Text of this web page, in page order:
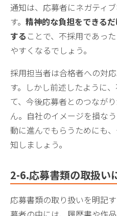
通知は、応募者にネガティ
す。 精神的な負担をできる
する ことで、不採用であっ
やすくなるでしょう。
採用担当者は合格者への対
す。しかし前述したように
て、今後応募者とのつなが
ん。自社のイメージを損な
動に進んでもらうためにも
知しましょう。
2-6.応募書類の取扱い
応募書類の取り扱いを明記